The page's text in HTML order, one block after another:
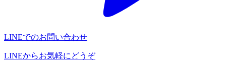
LINEでのお問い合わせ
LINEからお気軽にどうぞ